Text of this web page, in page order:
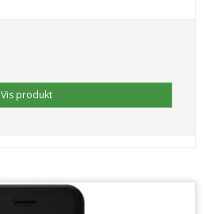
Vis produkt